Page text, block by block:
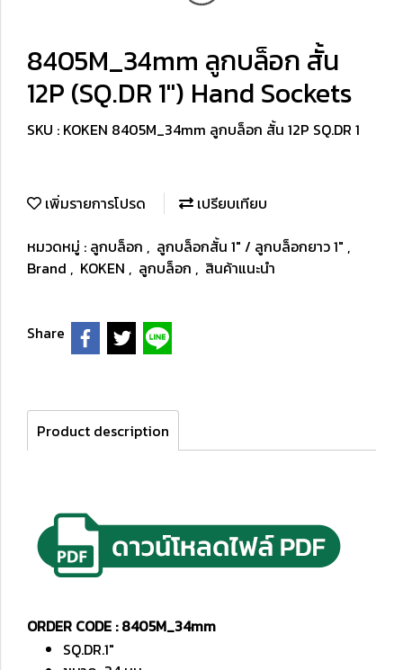
8405M_34mm ลูกบล็อก สั้น
12P (SQ.DR 1") Hand Sockets
SKU : KOKEN 8405M_34mm ลูกบล็อก สั้น 12P SQ.DR 1
เพิ่มรายการโปรด
เปรียบเทียบ
หมวดหมู่ : ลูกบล็อก , ลูกบล็อกสั้น 1" / ลูกบล็อกยาว 1" ,
Brand , KOKEN , ลูกบล็อก , สินค้าแนะนำ
Share
Product description
ORDER CODE : 8405M_34mm
SQ.DR.1"